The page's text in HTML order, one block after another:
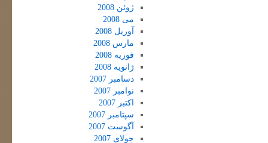
ژوئن 2008
می 2008
آوریل 2008
مارس 2008
فوریه 2008
ژانویه 2008
دسامبر 2007
نوامبر 2007
اکتبر 2007
سپتامبر 2007
آگوست 2007
جولای 2007